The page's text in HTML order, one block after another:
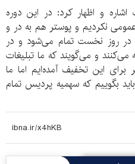
اشاره و اظهار کرد:‌ در این دوره
نکردیم و پوستر هم به در و
در روز نخست تمام می‌شود و در
و می‌گویند که ما تبلیغات
این تخفیف آمده‌ایم اما ما
بگوییم که سهمیه پردیس تمام